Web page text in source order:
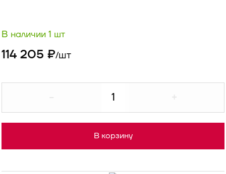
В наличии 1 шт
114 205 ₽/шт
В корзину